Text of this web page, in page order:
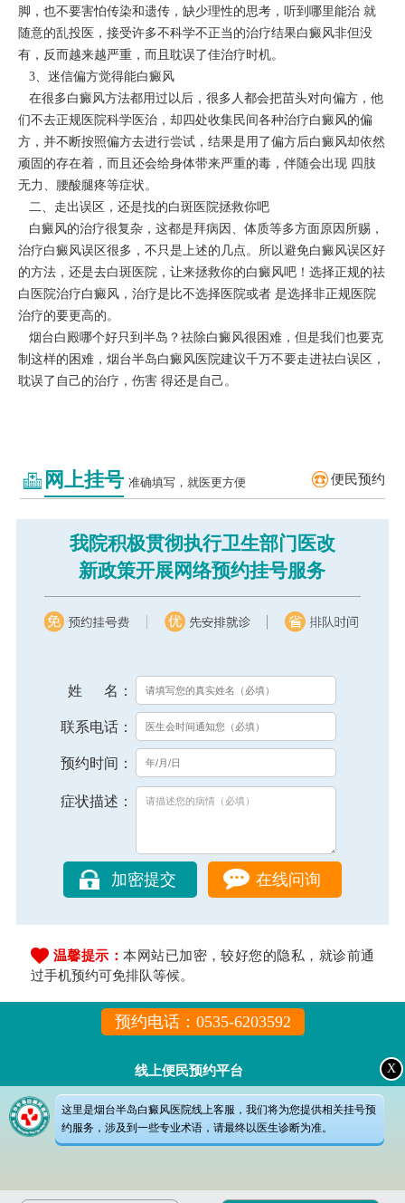
脚，也不要害怕传染和遗传，缺少理性的思考，听到哪里能治 就
随意的乱投医，接受许多不科学不正当的治疗结果白癜风非但没
有，反而越来越严重，而且耽误了佳治疗时机。
3、迷信偏方觉得能白癜风
在很多白癜风方法都用过以后，很多人都会把苗头对向偏方，他
们不去正规医院科学医治，却四处收集民间各种治疗白癜风的偏
方，并不断按照偏方去进行尝试，结果是用了偏方后白癜风却依然
顽固的存在着，而且还会给身体带来严重的毒，伴随会出现 四肢
无力、腰酸腿疼等症状。
二、走出误区，还是找的白斑医院拯救你吧
白癜风的治疗很复杂，这都是拜病因、体质等多方面原因所赐，
治疗白癜风误区很多，不只是上述的几点。所以避免白癜风误区好
的方法，还是去白斑医院，让来拯救你的白癜风吧！选择正规的祛
白医院治疗白癜风，治疗是比不选择医院或者 是选择非正规医院
治疗的要更高的。
烟台白殿哪个好只到半岛？祛除白癜风很困难，但是我们也要克
制这样的困难，烟台半岛白癜风医院建议千万不要走进祛白误区，
耽误了自己的治疗，伤害 得还是自己。
网上挂号 准确填写，就医更方便 便民预约
我院积极贯彻执行卫生部门医改
新政策开展网络预约挂号服务
姓 名：
联系电话：
预约时间：
症状描述：
在线问询
温馨提示：本网站已加密，较好您的隐私，就诊前通
过手机预约可免排队等候。
预约电话：0535-6203592
{d
线上便民预约平台 X
这里是烟台半岛白癜风医院线上客服，我们将为您提供相关挂号预
约服务，涉及到一些专业术语，请最终以医生诊断为准。